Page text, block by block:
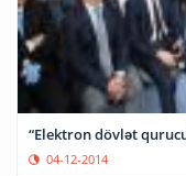
“Elektron dövlət
04-12-2014